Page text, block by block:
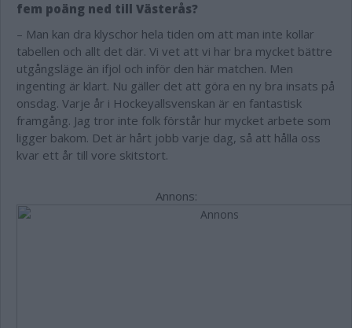
fem poäng ned till Västerås?
– Man kan dra klyschor hela tiden om att man inte kollar
tabellen och allt det där. Vi vet att vi har bra mycket bättre
utgångsläge än ifjol och inför den här matchen. Men
ingenting är klart. Nu gäller det att göra en ny bra insats på
onsdag. Varje år i Hockeyallsvenskan är en fantastisk
framgång. Jag tror inte folk förstår hur mycket arbete som
ligger bakom. Det är hårt jobb varje dag, så att hålla oss
kvar ett år till vore skitstort.
Annons: